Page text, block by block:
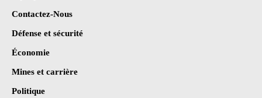
Contactez-Nous
Défense et sécurité
Économie
Mines et carrière
Politique